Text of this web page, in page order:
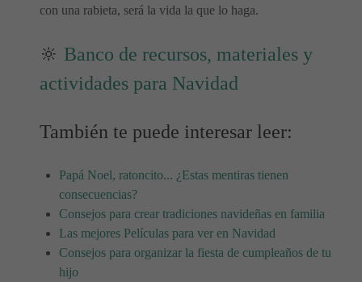
con una rabieta, será la vida la que lo haga.
🔆 Banco de recursos, materiales y
actividades para Navidad
También te puede interesar leer:
Papá Noel, ratoncito... ¿Estas mentiras tienen
consecuencias?
Consejos para crear tradiciones navideñas en familia
Las mejores Películas para ver en Navidad
Consejos para organizar la fiesta de cumpleaños de tu
hijo